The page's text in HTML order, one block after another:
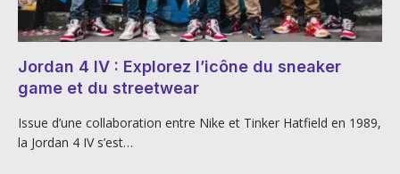
Jordan 4 IV : Explorez l’icône du sneaker
game et du streetwear
Issue d’une collaboration entre Nike et Tinker Hatfield en 1989,
la Jordan 4 IV s’est…